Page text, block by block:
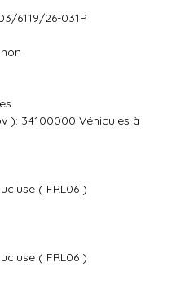
6119/26-031P
): 34100000 Véhicules à
( FRL06 )
( FRL06 )